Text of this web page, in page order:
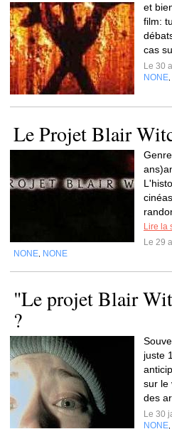
et
film:
cas
Le 30
NONE
Le Projet Blair
Lire la
Le 29
NONE NONE
"Le projet Blair
?
juste
sur le
des
Le 30
NONE